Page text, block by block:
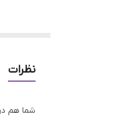
نظرات
شما هم